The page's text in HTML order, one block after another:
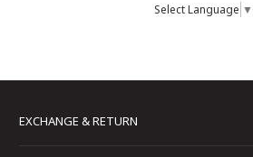
Select Language ▼
EXCHANGE & RETURN